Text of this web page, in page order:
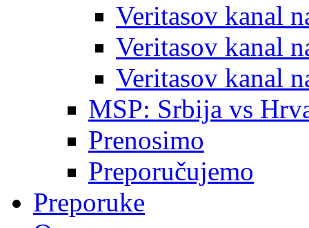
Veritasov kanal
Veritasov kanal
Veritasov kanal
MSP: Srbija vs
Prenosimo
Preporučujemo
Preporuke